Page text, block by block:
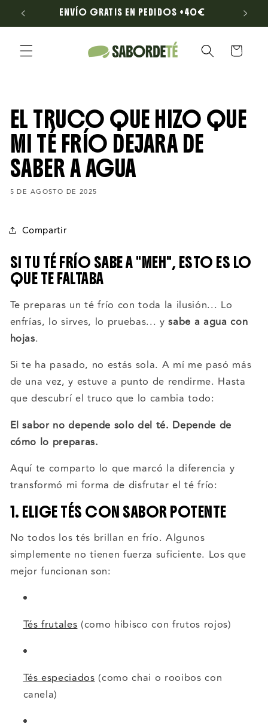
directamente
al contenido
ENVÍO GRATIS EN PEDIDOS +40€
Carrito
EL TRUCO QUE HIZO QUE
MI TÉ FRÍO DEJARA DE
SABER A AGUA
5 DE AGOSTO DE 2025
Compartir
SI TU TÉ FRÍO SABE A "MEH", ESTO ES LO
QUE TE FALTABA
Te preparas un té frío con toda la ilusión... Lo
enfrías, lo sirves, lo pruebas... ysabe a agua con
hojas.
Si te ha pasado, no estás sola. A mí me pasó más
de una vez, y estuve a punto de rendirme. Hasta
que descubrí el truco que lo cambia todo:
El sabor no depende solo del té. Depende de
cómo lo preparas.
Aquí te comparto lo que marcó la diferencia y
transformó mi forma de disfrutar el té frío:
1. ELIGE TÉS CON SABOR POTENTE
No todos los tés brillan en frío. Algunos
simplemente no tienen fuerza suficiente. Los que
mejor funcionan son:
Tés frutales(como hibisco con frutos rojos)
Tés especiados(como chai o rooibos con
canela)